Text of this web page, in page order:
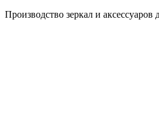
Производство зеркал и аксессуаров